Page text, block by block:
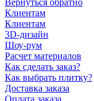
Вернуться обратно
Клиентам
Клиентам
3D-дизайн
Шоу-рум
Расчет материалов
Как сделать заказ?
Как выбрать плитку?
Доставка заказа
Оплата заказа